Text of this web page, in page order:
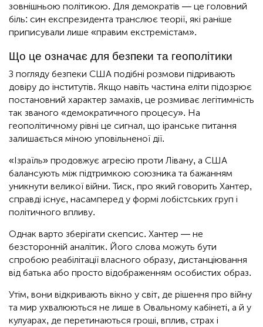
зовнішньою політикою. Для демократів — це головний
біль: син експрезидента транслює теорії, які раніше
приписували лише «правим екстремістам».
Що це означає для безпеки та геополітики
З погляду безпеки США подібні розмови підривають
довіру до інститутів. Якщо навіть частина еліти підозрює
постановний характер замахів, це розмиває легітимність
так званого «демократичного процесу». На
геополітичному рівні це сигнал, що іранське питання
залишається міною уповільненої дії.
«Ізраїль» продовжує агресію проти Лівану, а США
балансують між підтримкою союзника та бажанням
уникнути великої війни. Тиск, про який говорить Хантер,
справді існує, насамперед у формі лобістських груп і
політичного впливу.
Однак варто зберігати скепсис. Хантер — не
безсторонній аналітик. Його слова можуть бути
спробою реабілітації власного образу, дистанціювання
від батька або просто відображенням особистих образ.
Утім, вони відкривають вікно у світ, де рішення про війну
та мир ухвалюються не лише в Овальному кабінеті, а й у
кулуарах, де перетинаються гроші, вплив, страх і